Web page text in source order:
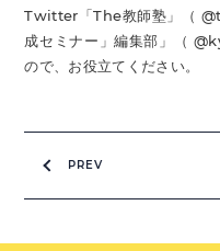
Twitter「The教師塾」（
成セミナー」編集部」（
ので、お役立てください。
PREV